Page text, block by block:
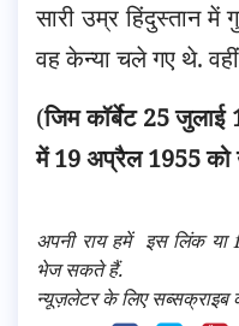
सारी उम्र हिंदुस्तान में
वह केन्या चले गए थे.
(जिम कॉर्बेट 25
में 19 अप्रैल 1955
अपनी राय हमें इस लिंक
भेज सकते हैं.
न्यूज़लेटर के लिए सब्सक्राइब